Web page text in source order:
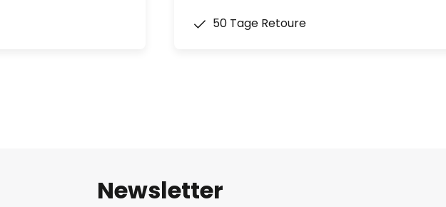
50 Tage Retoure
Newsletter